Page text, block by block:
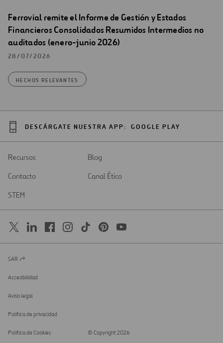
Ferrovial remite el Informe de Gestión y Estados
Financieros Consolidados Resumidos Intermedios no
auditados (enero-junio 2026)
28/07/2026
HECHOS RELEVANTES
DESCÁRGATE NUESTRA APP: GOOGLE PLAY
Recursos
Blog
Contacto
Canal Ético
STEM
Abrir
una
nueva
SAR
Accesibilidad
Aviso legal
Política de privacidad
Política de Cookies © Copyright 2026